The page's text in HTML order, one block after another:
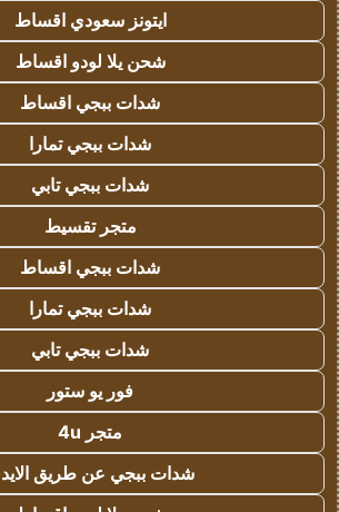
ايتونز سعودي اقساط
شحن يلا لودو اقساط
شدات ببجي اقساط
شدات ببجي تمارا
شدات ببجي تابي
متجر تقسيط
شدات ببجي اقساط
شدات ببجي تمارا
شدات ببجي تابي
فور يو ستور
متجر 4u
شدات ببجي عن طريق